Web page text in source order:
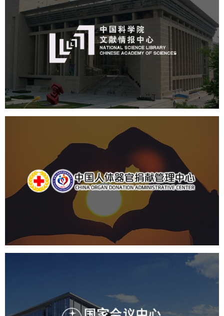
中国科学院文献情报中心
网站建设
数字博物馆建设
展厅空间设计
产品展厅设计
中国人体器官捐献管理中心
国企 品牌官网 网站建设
国家会议中心